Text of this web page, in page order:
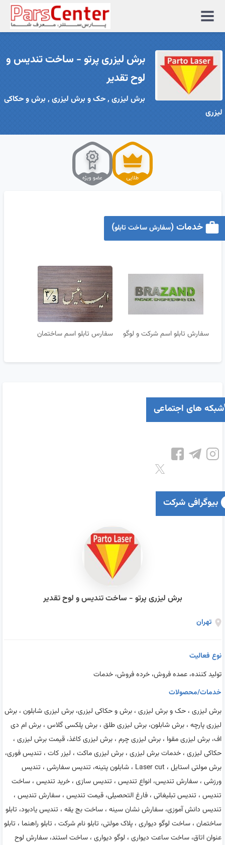
منوی
سایت
برش لیزری پرتو - ساخت تندیس و
لوح تقدیر
برش لیزری , حک و برش لیزری , برش و حکاکی
لیزری
خدمات (سفارش ساخت تابلو)
سفارش تابلو اسم شرکت و لوگو سفارس تابلو اسم ساختمان
شبکه های اجتماعی
بیوگرافی شرکت
برش لیزری پرتو - ساخت تندیس و لوح تقدیر
تهران
نوع فعالیت
تولید کننده، عمده فروش، خرده فروش، خدمات
خدمات/محصولات
برش لیزری ، حک و برش لیزری ، برش و حکاکی لیزری، برش لیزری شابلون ، برش
لیزری پارچه ، برش شابلون، برش لیزری طلق ، برش پلکسی گلاس ، برش ام دی
اف، برش لیزری مقوا ، برش لیزری چرم ، برش لیزری کاغذ، قیمت برش لیزری ،
حکاکی لیزری ، خدمات برش لیزری ، برش لیزری ماکت ، لیزر کات ، تندیس فوری،
برش مولتی استایل ، Laser cut ، شابلون پتینه، تندیس سفارشی ، تندیس
ورزشی ، سفارش تندیس، انواع تندیس ، تندیس سازی ، خرید تندیس ، ساخت
تندیس ، تندیس تبلیغاتی ، فارغ التحصیلی، قیمت تندیس ، سفارش تندیس ،
تندیس دانش آموزی، سفارش نشان سینه ، ساخت بج یقه ، تندیس یادبود، تابلو
ساختمان ، ساخت لوگو دیواری ، پلاک مولتی، تابلو نام شرکت ، تابلو راهنما ، تابلو
عنوان اتاق، ساخت ساعت دیواری ، لوگو دیواری ، ساخت استند، سفارش لوح